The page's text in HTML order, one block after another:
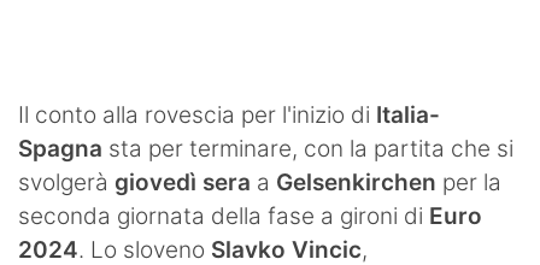
Il conto alla rovescia per l'inizio di Italia-
Spagna sta per terminare, con la partita che si
svolgerà giovedì sera a Gelsenkirchen per la
seconda giornata della fase a gironi di Euro
2024. Lo sloveno Slavko Vincic,